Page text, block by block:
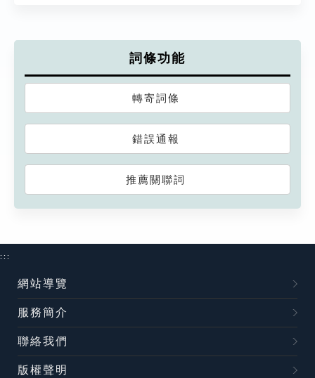
詞條功能
轉寄詞條
錯誤通報
推薦關聯詞
:::
網站導覽
服務簡介
聯絡我們
版權聲明